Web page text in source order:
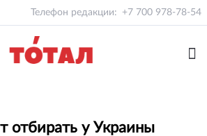
Телефон редакции: +7 700 978-78-54
отбирать у Украины